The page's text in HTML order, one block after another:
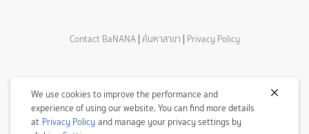
Contact BaNANA| ค้นหาสาขา | Privacy Policy
We use cookies to improve the performance and
experience of using our website. You can find more details
at Privacy Policy and manage your privacy settings by